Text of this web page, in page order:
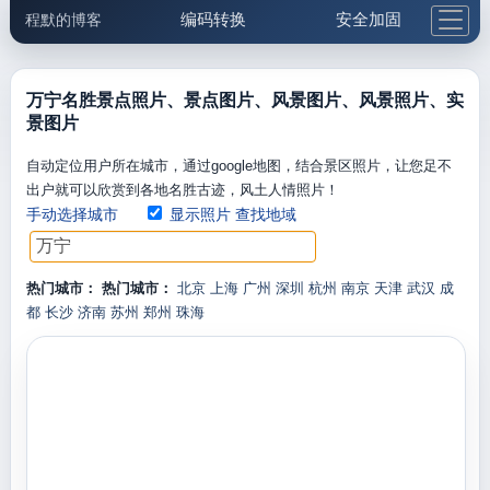
程默的博客 编码转换 安全加固
邮件工具 生活便民 更多工具
万宁名胜景点照片、景点图片、风景图片、风景照片、实
景图片
自动定位用户所在城市，通过google地图，结合景区照片，让您足不
出户就可以欣赏到各地名胜古迹，风土人情照片！
手动选择城市 显示照片 查找地域
热门城市： 热门城市： 北京 上海 广州 深圳 杭州 南京 天津 武汉 成
都 长沙 济南 苏州 郑州 珠海